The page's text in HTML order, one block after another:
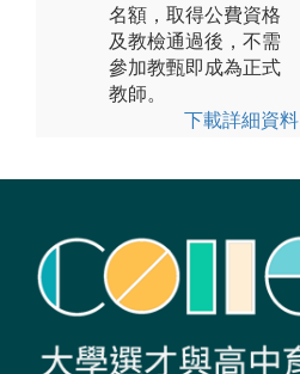
名額，取得公費資格
及教檢通過後，不需
參加教甄即成為正式
教師。
下載詳細資料